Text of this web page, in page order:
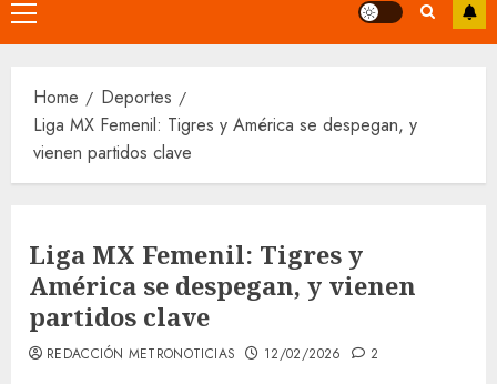
Primary
Menu
Home
Deportes
Liga MX Femenil: Tigres y América se despegan, y
vienen partidos clave
Liga MX Femenil: Tigres y
América se despegan, y vienen
partidos clave
REDACCIÓN METRONOTICIAS 12/02/2026 2